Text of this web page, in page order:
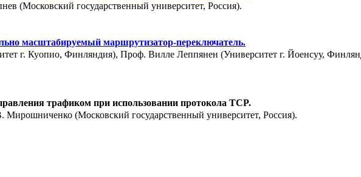
(Московский государственный университет, Россия).
масштабируемый маршрутизатор-переключатель.
г. Куопио, Финляндия), Проф. Вилле Леппянен (Университет г. Йоенсуу,
трафиком при использовании протокола TCP.
(Московский государственный университет, Россия).